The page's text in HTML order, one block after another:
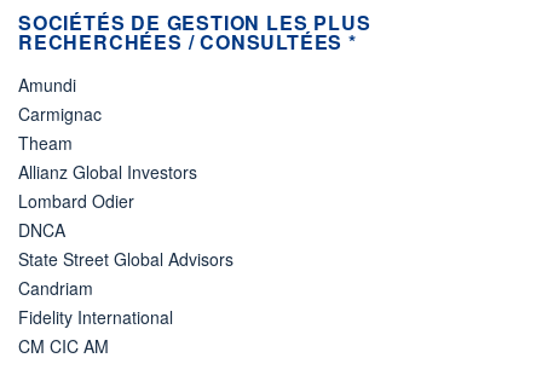
SOCIÉTÉS DE GESTION LES PLUS
RECHERCHÉES / CONSULTÉES *
Amundi
Carmignac
Theam
Allianz Global Investors
Lombard Odier
DNCA
State Street Global Advisors
Candriam
Fidelity International
CM CIC AM